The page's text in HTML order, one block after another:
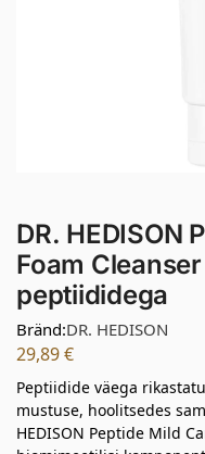
DR. HEDISON
Foam
peptiididega
Bränd:DR. HEDISON
29,89€
Peptiidide väega
mustuse, hoolitsedes
HEDISON Peptide Mild